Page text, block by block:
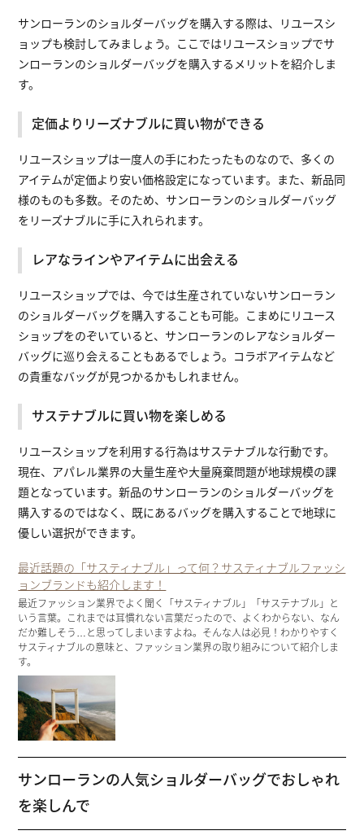
サンローランのショルダーバッグを購入する際は、リユースシ
ョップも検討してみましょう。ここではリユースショップでサ
ンローランのショルダーバッグを購入するメリットを紹介しま
す。
定価よりリーズナブルに買い物ができる
リユースショップは一度人の手にわたったものなので、多くの
アイテムが定価より安い価格設定になっています。また、新品同
様のものも多数。そのため、サンローランのショルダーバッグ
をリーズナブルに手に入れられます。
レアなラインやアイテムに出会える
リユースショップでは、今では生産されていないサンローラン
のショルダーバッグを購入することも可能。こまめにリユース
ショップをのぞいていると、サンローランのレアなショルダー
バッグに巡り会えることもあるでしょう。コラボアイテムなど
の貴重なバッグが見つかるかもしれません。
サステナブルに買い物を楽しめる
リユースショップを利用する行為はサステナブルな行動です。
現在、アパレル業界の大量生産や大量廃棄問題が地球規模の課
題となっています。新品のサンローランのショルダーバッグを
購入するのではなく、既にあるバッグを購入することで地球に
優しい選択ができます。
最近話題の「サスティナブル」って何？サスティナブルファッシ
ョンブランドも紹介します！
最近ファッション業界でよく聞く「サスティナブル」「サステナブル」と
いう言葉。これまでは耳慣れない言葉だったので、よくわからない、なん
だか難しそう…と思ってしまいますよね。そんな人は必見！わかりやすく
サスティナブルの意味と、ファッション業界の取り組みについて紹介しま
す。
サンローランの人気ショルダーバッグでおしゃれ
を楽しんで